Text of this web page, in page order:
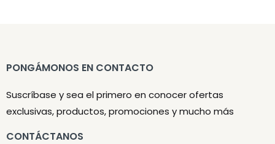
PONGÁMONOS EN CONTACTO
Suscríbase y sea el primero en conocer ofertas
exclusivas, productos, promociones y mucho más
CONTÁCTANOS